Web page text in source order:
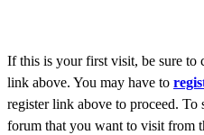
If this is your first visit, be sure to
link above. You may have to
register link above to proceed. To
forum that you want to visit from